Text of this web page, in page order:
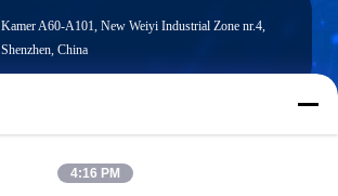
Kamer A60-A101, New Weiyi Industrial Zone nr.4,
Shenzhen, China
info@seethrulcd.com
4:16 PM